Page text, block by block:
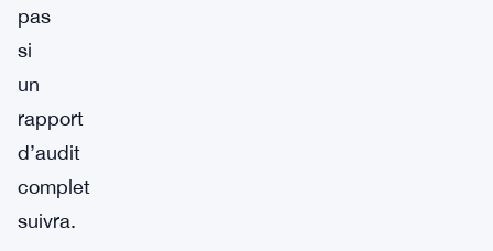
pas
si
un
rapport
d’audit
complet
suivra.